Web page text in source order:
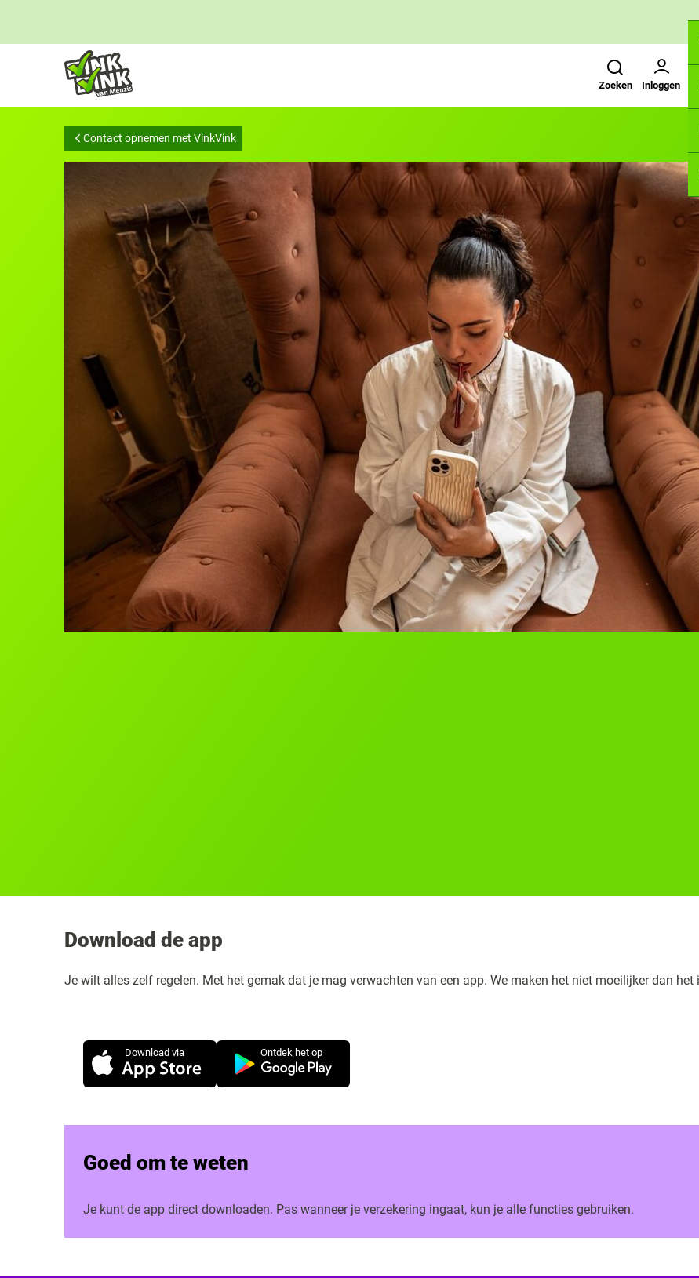
snelle
navigatie
Zoeken Inloggen
Contact opnemen met VinkVink
Download de app
Je wilt alles zelf regelen. Met het gemak dat je mag verwachten van een app. We maken het niet moeilijker dan het
Goed om te weten
Je kunt de app direct downloaden. Pas wanneer je verzekering ingaat, kun je alle functies gebruiken.